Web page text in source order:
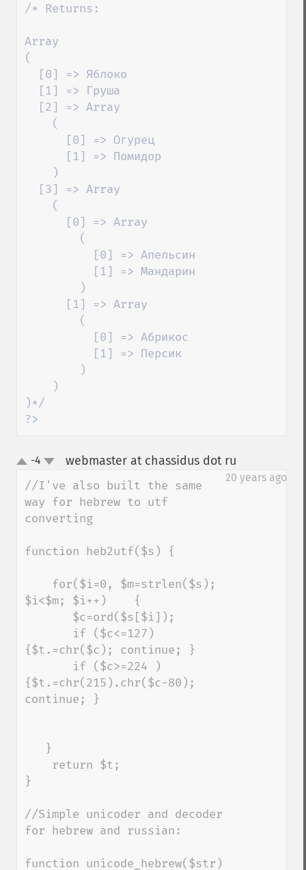
/* Returns:
Array
(
?>
up-4 webmaster at chassidus dot ru
20 years ago
//I've also built the same
way for hebrew to utf
converting
function heb2utf($s) {
$i<$m; $i++)    {
{$t.=chr($c); continue; }
{$t.=chr(215).chr($c-80);
continue; }
}
//Simple unicoder and decoder
for hebrew and russian:
function unicode_hebrew($str)